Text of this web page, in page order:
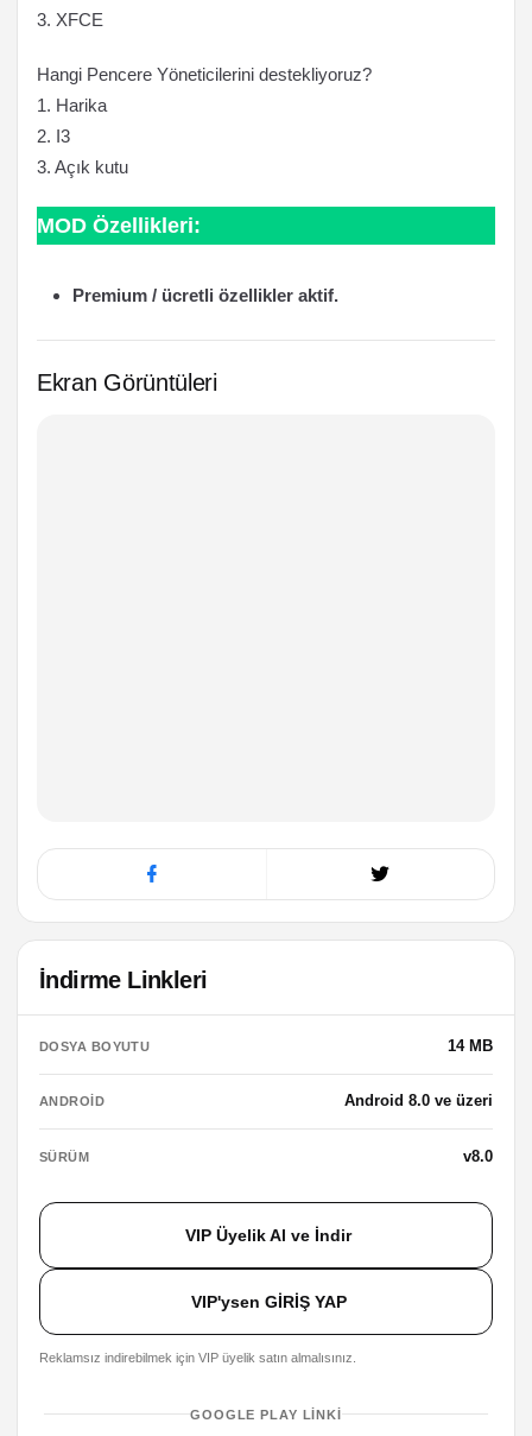
3. XFCE
Hangi Pencere Yöneticilerini destekliyoruz?
1. Harika
2. I3
3. Açık kutu
MOD Özellikleri:
Premium / ücretli özellikler aktif.
Ekran Görüntüleri
İndirme Linkleri
DOSYA BOYUTU 14 MB
ANDROID Android 8.0 ve üzeri
SÜRÜM v8.0
VIP Üyelik Al ve İndir
VIP'ysen GİRİŞ YAP
Reklamsız indirebilmek için VIP üyelik satın almalısınız.
GOOGLE PLAY LINKI